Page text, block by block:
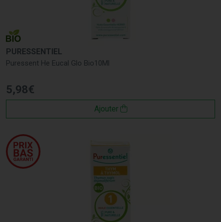
PURESSENTIEL
Puressent He Eucal Glo Bio10Ml
5,98€
Ajouter